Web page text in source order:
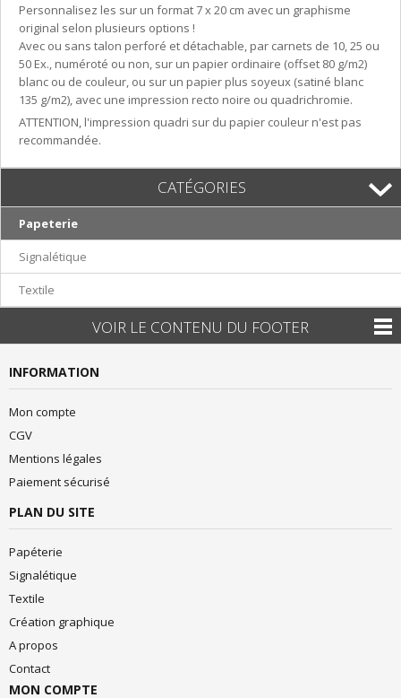
Personnalisez les sur un format 7 x 20 cm avec un graphisme
original selon plusieurs options !
Avec ou sans talon perforé et détachable, par carnets de 10, 25 ou
50 Ex., numéroté ou non, sur un papier ordinaire (offset 80 g/m2)
blanc ou de couleur, ou sur un papier plus soyeux (satiné blanc
135 g/m2), avec une impression recto noire ou quadrichromie.
ATTENTION, l'impression quadri sur du papier couleur n'est pas
recommandée.
CATÉGORIES
Papeterie
Signalétique
Textile
VOIR LE CONTENU DU FOOTER
INFORMATION
Mon compte
CGV
Mentions légales
Paiement sécurisé
PLAN DU SITE
Papéterie
Signalétique
Textile
Création graphique
A propos
Contact
MON COMPTE